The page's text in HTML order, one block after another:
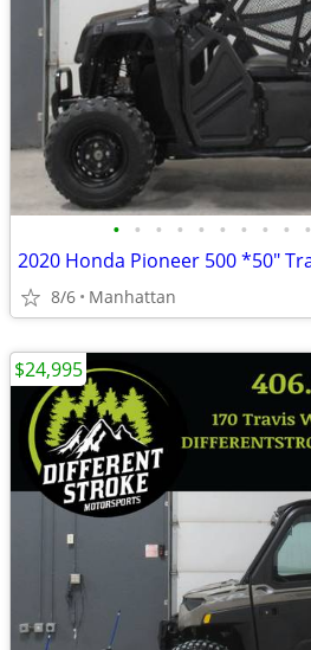
• • • • • • • • • •
8/6 Manhattan
$24,995